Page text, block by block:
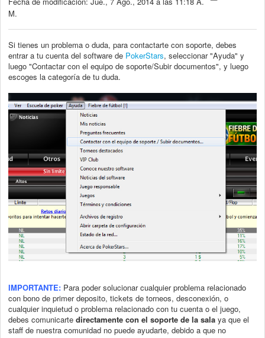
M.
Si tienes un problema o duda, para contactarte con soporte, debes
entrar a tu cuenta del software de PokerStars, seleccionar "Ayuda" y
luego "Contactar con el equipo de soporte/Subir documentos", y luego
escoges la categoría de tu duda.
IMPORTANTE: Para poder solucionar cualquier problema relacionado
con bono de primer deposito, tickets de torneos, desconexión, o
cualquier inquietud o problema relacionado con tu cuenta o el juego,
debes comunicarte directamente con el soporte de la sala ya que el
staff de nuestra comunidad no puede ayudarte, debido a que no